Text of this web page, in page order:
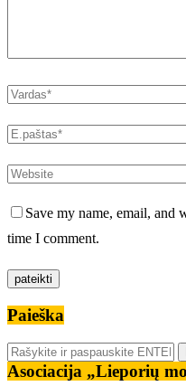
Save my name, email, and
time I comment.
Paieška
Asociacija „Lieporių